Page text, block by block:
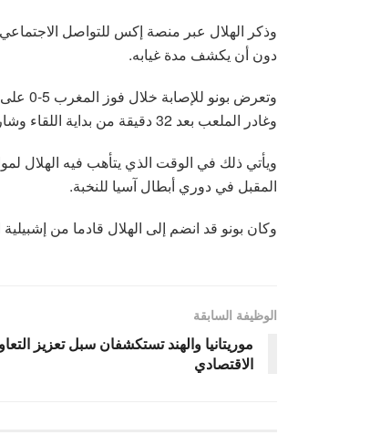
وذكر الهلال عبر منصة إكس للتواصل
دون أن يكشف مدة غيابه.
وغادر الملعب بعد 32 دقيقة من بداية اللقاء وشارك منير المحمدي بدلا منه.
ويأتي ذلك في الوقت الذي يتأهب فيه الهلال
المقبل في دوري أبطال آسيا للنخبة.
وكان بونو قد انضم إلى الهلال قادما من إشبيلية
الوظيفة السابقة
موريتانيا والهند تستكشفان سبل تعزيز
الاقتصادي